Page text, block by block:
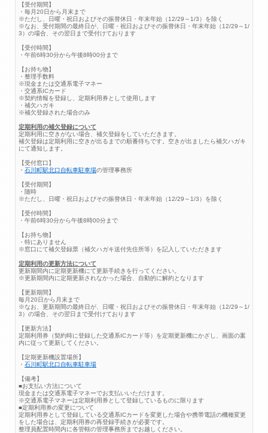
【受付期間】
・毎月20日から月末まで
※ただし、日曜・祝日およびその振替休日・年末年始（12/29～1/3）を除く
※なお、受付期間の最終日が、日曜・祝日およびその振替休日・年末年始（12/29～1/
3）の場合、その翌日まで受付けております
【受付時間】
・午前6時30分から午後8時00分まで
【お持ち物】
・整理手数料
※現金または交通系電子マネー
・交通系ICカード
※契約情報を登録し、定期利用券として使用します
・補欠ハガキ
※補欠登録された場合のみ
定期利用の補欠登録について
定期利用に空きがない場合、補欠登録をしていただきます。
補欠登録は定期利用に空きが出るまでの順番待ちです。空きが出ましたら補欠ハガキ
にて通知します。
【受付窓口】
・ 石川町駅北口自転車駐車場の管理事務所
【受付期間】
・随時
※ただし、日曜・祝日およびその振替休日・年末年始（12/29～1/3）を除く
【受付時間】
・午前6時30分から午後8時00分まで
【お持ち物】
・特にありません
※窓口にて補欠登録票（補欠ハガキ送付先住所等）を記入していただきます
定期利用の更新方法について
更新期間内に定期更新機にて更新手続きを行ってください。
※更新期間内に定期更新されなかった場合、自動的に解約となります
【更新期間】
毎月20日から月末まで
※なお、更新期間の最終日が、日曜・祝日およびその振替休日・年末年始（12/29～1/
3）の場合、その翌日まで受付けております
【更新方法】
定期利用券（契約時に登録した交通系ICカード等）を定期更新機にかざし、画面の案
内に従って更新してください。
【定期更新機設置場所】
・ 石川町駅北口自転車駐車場
【備考】
■お支払い方法について
現金または交通系電子マネーでお支払いいただけます。
※交通系電子マネーは定期利用券として登録しているものに限ります
■定期利用券の変更について
定期利用券として登録している交通系ICカードを変更した場合や携帯電話の機種変更
をした場合は、定期利用券の再登録手続きが必要です。
整理員配置時間内に各管轄の管理事務所までお越しください。